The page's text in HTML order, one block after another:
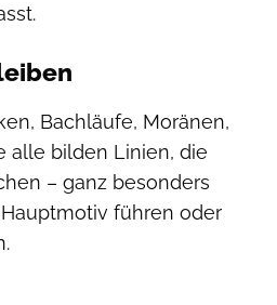
Bachläufe, Moränen,
alle bilden Linien, die
– ganz besonders
führen oder